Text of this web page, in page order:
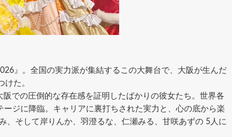
』。全国の実力派が集結するこの大舞台で、大阪が生んだ
た。
での圧倒的な存在感を証明したばかりの彼女たち。世界各
ジに降臨。キャリアに裏打ちされた実力と、心の底から楽
、そして岸りんか、羽澄るな、仁瀬みる、甘咲あずの 5人に